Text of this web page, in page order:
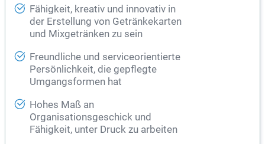
Fähigkeit, kreativ und innovativ in
der Erstellung von Getränkekarten
und Mixgetränken zu sein
Freundliche und serviceorientierte
Persönlichkeit, die gepflegte
Umgangsformen hat
Hohes Maß an
Organisationsgeschick und
Fähigkeit, unter Druck zu arbeiten